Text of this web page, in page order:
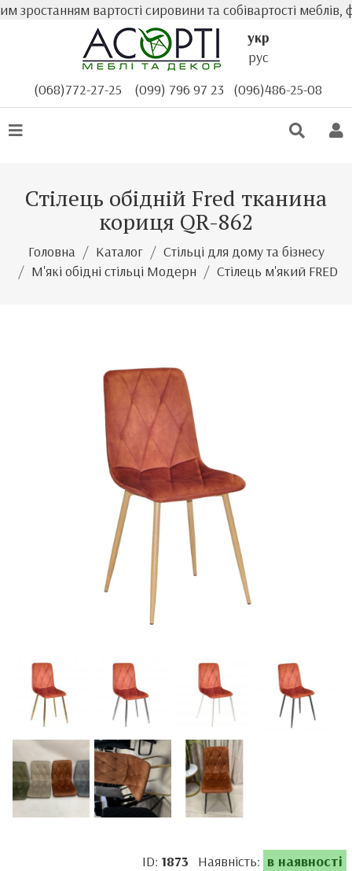
вартості сировини та собівартості меблів,
укр
рус
(068)772-27-25
(099) 796 97 23 (096)486-25-08
Стілець обідній Fred тканина
кориця QR-862
Головна Каталог
Стільці для дому та бізнесу
М'які обідні стільці Модерн
Стілець м'який FRED
ID: 1873 Наявність: в наявності